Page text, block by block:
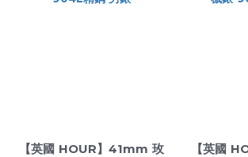
【英國 HOUR】41mm 玫
【英國